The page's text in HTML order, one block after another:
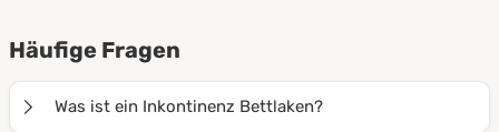
Häufige Fragen
Was ist ein Inkontinenz Bettlaken?